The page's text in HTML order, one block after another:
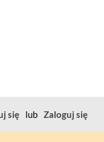
się lub Zaloguj się